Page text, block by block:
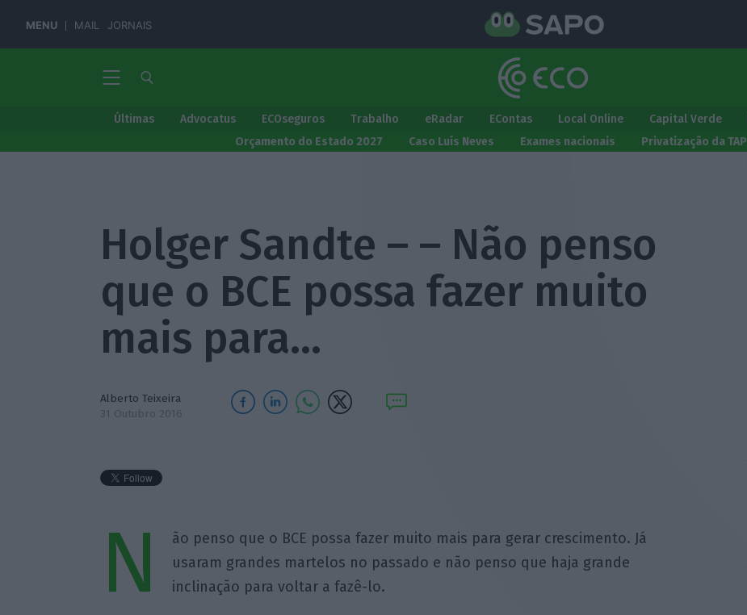
MENU MAIL JORNAIS
Últimas Advocatus ECOseguros Trabalho eRadar EContas Local Online Capital Verde
Orçamento do Estado 2027
Caso Luís Neves Exames nacionais Privatização da TAP
Holger Sandte – – Não penso
que o BCE possa fazer muito
mais para…
Alberto Teixeira
31 Outubro 2016
N
ão penso que o BCE possa fazer muito mais para gerar crescimento. Já
usaram grandes martelos no passado e não penso que haja grande
inclinação para voltar a fazê-lo.